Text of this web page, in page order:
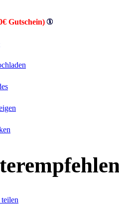
Gutschein)